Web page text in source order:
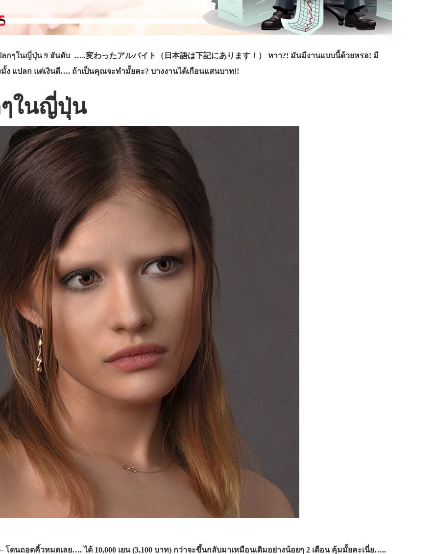
ลกๆในญี่ปุ่น9 อันดับ …..変わったアルバイト（日本語は下記にあります！） หาา?! มันมีงานแบบนี้ด้วยหรอ! มี
มั้ง แปลก แต่เงินดี…. ถ้าเป็นคุณจะทำมั้ยคะ? บางงานได้เกือนแสนบาท!!
ในญี่ปุ่น
ดนถอดคิ้วหมดเลย…. ได้ 10,000 เยน (3,100 บาท) กว่าจะขึ้นกลับมาเหมือนเดิมอย่างน้อยๆ 2 เดือน คุ้มมั้ยคะเนี่ย…..